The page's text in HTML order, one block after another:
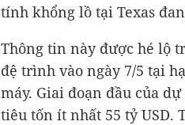
tính khổng lồ tại Texas
Thông tin này được hé lộ
đệ trình vào ngày 7/5 tại
máy. Giai đoạn đầu của
tiêu tốn ít nhất 55 tỷ USD.